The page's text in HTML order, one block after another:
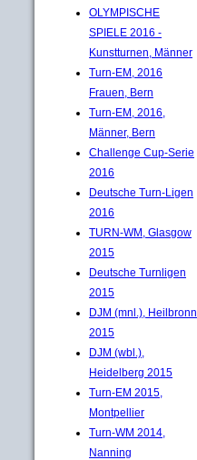
OLYMPISCHE
SPIELE 2016 -
Kunstturnen, Männer
Turn-EM, 2016
Frauen, Bern
Turn-EM, 2016,
Männer, Bern
Challenge Cup-Serie
2016
Deutsche Turn-Ligen
2016
TURN-WM, Glasgow
2015
Deutsche Turnligen
2015
DJM (mnl.), Heilbronn
2015
DJM (wbl.),
Heidelberg 2015
Turn-EM 2015,
Montpellier
Turn-WM 2014,
Nanning